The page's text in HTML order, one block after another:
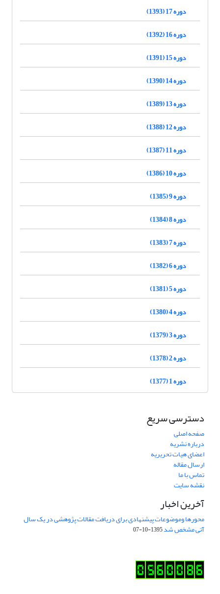
دوره 17 (1393)
دوره 16 (1392)
دوره 15 (1391)
دوره 14 (1390)
دوره 13 (1389)
دوره 12 (1388)
دوره 11 (1387)
دوره 10 (1386)
دوره 9 (1385)
دوره 8 (1384)
دوره 7 (1383)
دوره 6 (1382)
دوره 5 (1381)
دوره 4 (1380)
دوره 3 (1379)
دوره 2 (1378)
دوره 1 (1377)
دسترسی سریع
صفحه اصلی
درباره نشریه
اعضای هیات تحریریه
ارسال مقاله
تماس با ما
نقشه سایت
آخرین اخبار
محورها وموضوعات پیشنهادی برای دریافت مقالات پژوهشی در یک سال
آتی مشخص شد1395-10-07